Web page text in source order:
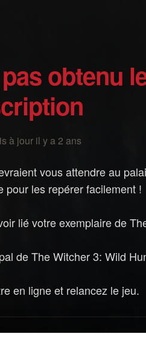
jour il y a 2 ans
vous attendre au
pour les repérer facilement !
lié votre exemplaire de
de The Witcher 3: Wild
en ligne et relancez le jeu.